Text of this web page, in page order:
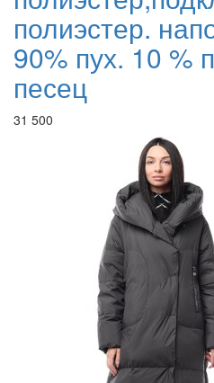
полиэстер.
90% пух. 10 %
песец
31 500